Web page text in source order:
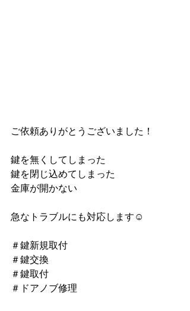
ご依頼ありがとうございました！
鍵を無くしてしまった
鍵を閉じ込めてしまった
金庫が開かない
急なトラブルにも対応します☺
＃鍵新規取付
＃鍵交換
＃鍵取付
＃ドアノブ修理